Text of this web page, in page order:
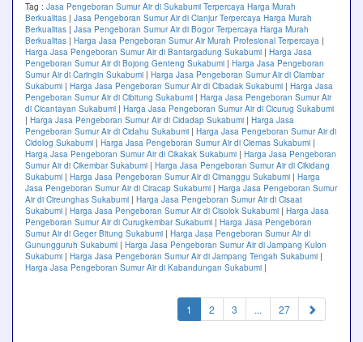
Tag : Jasa Pengeboran Sumur Air di Sukabumi Terpercaya Harga Murah
Berkualitas | Jasa Pengeboran Sumur Air di Cianjur Terpercaya Harga Murah
Berkualitas | Jasa Pengeboran Sumur Air di Bogor Terpercaya Harga Murah
Berkualitas | Harga Jasa Pengeboran Sumur Air Murah Profesional Terpercaya |
Harga Jasa Pengeboran Sumur Air di Bantargadung Sukabumi | Harga Jasa
Pengeboran Sumur Air di Bojong Genteng Sukabumi | Harga Jasa Pengeboran
Sumur Air di Caringin Sukabumi | Harga Jasa Pengeboran Sumur Air di Ciambar
Sukabumi | Harga Jasa Pengeboran Sumur Air di Cibadak Sukabumi | Harga Jasa
Pengeboran Sumur Air di Cibitung Sukabumi | Harga Jasa Pengeboran Sumur Air
di Cicantayan Sukabumi | Harga Jasa Pengeboran Sumur Air di Cicurug Sukabumi
| Harga Jasa Pengeboran Sumur Air di Cidadap Sukabumi | Harga Jasa
Pengeboran Sumur Air di Cidahu Sukabumi | Harga Jasa Pengeboran Sumur Air di
Cidolog Sukabumi | Harga Jasa Pengeboran Sumur Air di Ciemas Sukabumi |
Harga Jasa Pengeboran Sumur Air di Cikakak Sukabumi | Harga Jasa Pengeboran
Sumur Air di Cikembar Sukabumi | Harga Jasa Pengeboran Sumur Air di Cikidang
Sukabumi | Harga Jasa Pengeboran Sumur Air di Cimanggu Sukabumi | Harga
Jasa Pengeboran Sumur Air di Ciracap Sukabumi | Harga Jasa Pengeboran Sumur
Air di Cireunghas Sukabumi | Harga Jasa Pengeboran Sumur Air di Cisaat
Sukabumi | Harga Jasa Pengeboran Sumur Air di Cisolok Sukabumi | Harga Jasa
Pengeboran Sumur Air di Curugkembar Sukabumi | Harga Jasa Pengeboran
Sumur Air di Geger Bitung Sukabumi | Harga Jasa Pengeboran Sumur Air di
Gunungguruh Sukabumi | Harga Jasa Pengeboran Sumur Air di Jampang Kulon
Sukabumi | Harga Jasa Pengeboran Sumur Air di Jampang Tengah Sukabumi |
Harga Jasa Pengeboran Sumur Air di Kabandungan Sukabumi |
1 (current)
2 3 ... 27